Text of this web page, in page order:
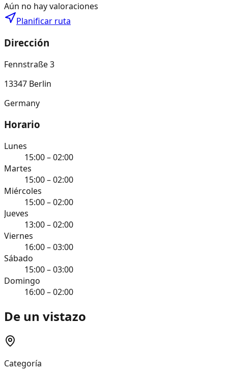
Aún no hay valoraciones
Planificar ruta
Dirección
Fennstraße 3
13347 Berlin
Germany
Horario
Lunes
15:00 – 02:00
Martes
15:00 – 02:00
Miércoles
15:00 – 02:00
Jueves
13:00 – 02:00
Viernes
16:00 – 03:00
Sábado
15:00 – 03:00
Domingo
16:00 – 02:00
De un vistazo
Categoría